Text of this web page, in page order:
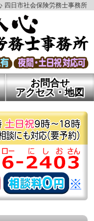
四日市社会保険労務士事務所
お問合せ
アクセス・地図